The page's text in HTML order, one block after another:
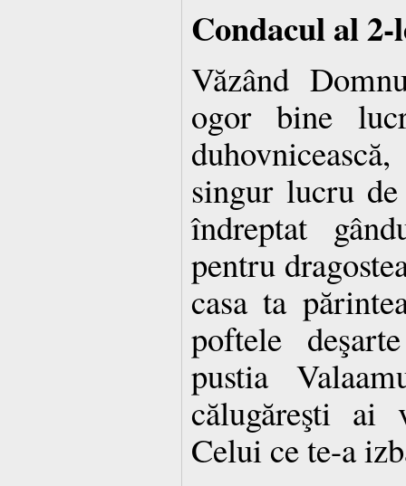
Condacul al 2-
Văzând
ogor bine
singur lucru
îndreptat
pentru
casa ta
poftele
pustia
călugăreşti ai
Celui ce te-a